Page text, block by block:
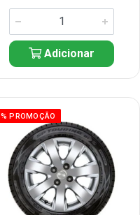
Adicionar
% PROMOÇÃO